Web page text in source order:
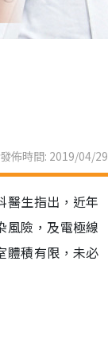
發佈時間: 2019/04/29
醫生指出，近年
風險，及電極線
體積有限，未必